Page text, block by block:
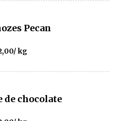
Pecan
kg
de chocolate